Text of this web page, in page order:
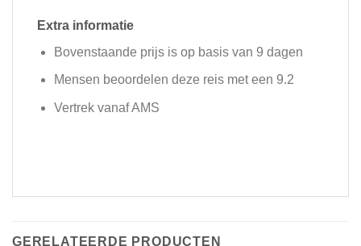
Extra informatie
Bovenstaande prijs is op basis van 9 dagen
Mensen beoordelen deze reis met een 9.2
Vertrek vanaf AMS
GERELATEERDE PRODUCTEN